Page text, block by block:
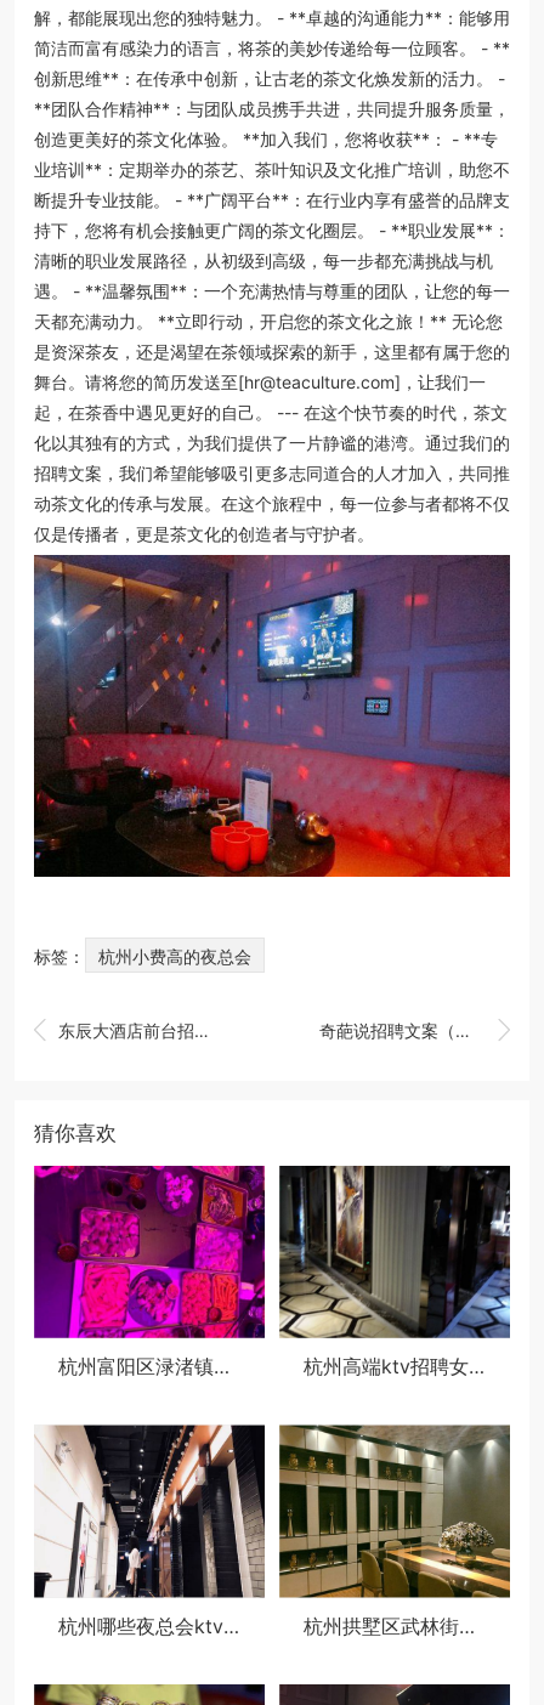
解，都能展现出您的独特魅力。 - **卓越的沟通能力**：能够用
简洁而富有感染力的语言，将茶的美妙传递给每一位顾客。 - **
创新思维**：在传承中创新，让古老的茶文化焕发新的活力。 -
**团队合作精神**：与团队成员携手共进，共同提升服务质量，
创造更美好的茶文化体验。 **加入我们，您将收获**： - **专
业培训**：定期举办的茶艺、茶叶知识及文化推广培训，助您不
断提升专业技能。 - **广阔平台**：在行业内享有盛誉的品牌支
持下，您将有机会接触更广阔的茶文化圈层。 - **职业发展**：
清晰的职业发展路径，从初级到高级，每一步都充满挑战与机
遇。 - **温馨氛围**：一个充满热情与尊重的团队，让您的每一
天都充满动力。 **立即行动，开启您的茶文化之旅！** 无论您
是资深茶友，还是渴望在茶领域探索的新手，这里都有属于您的
舞台。请将您的简历发送至[hr@teaculture.com]，让我们一
起，在茶香中遇见更好的自己。 --- 在这个快节奏的时代，茶文
化以其独有的方式，为我们提供了一片静谧的港湾。通过我们的
招聘文案，我们希望能够吸引更多志同道合的人才加入，共同推
动茶文化的传承与发展。在这个旅程中，每一位参与者都将不仅
仅是传播者，更是茶文化的创造者与守护者。
标签： 杭州小费高的夜总会
 东辰大酒店前台招聘条件（东辰酒店前台职位应聘要求） 
奇葩说招聘文案（独特视角招聘启事：与奇葩说共舞，寻找思维奇材）
猜你喜欢
杭州富阳区渌渚镇附近夜场招聘女服务生,生意好好上班的 杭州高端ktv招聘女服务生,过年放假吗？
杭州哪些夜总会ktv招聘商务模特,薪资待遇包括基本工资外还有其他福利吗？ 杭州拱墅区武林街道附近酒吧招聘点歌公主,过年放假吗？